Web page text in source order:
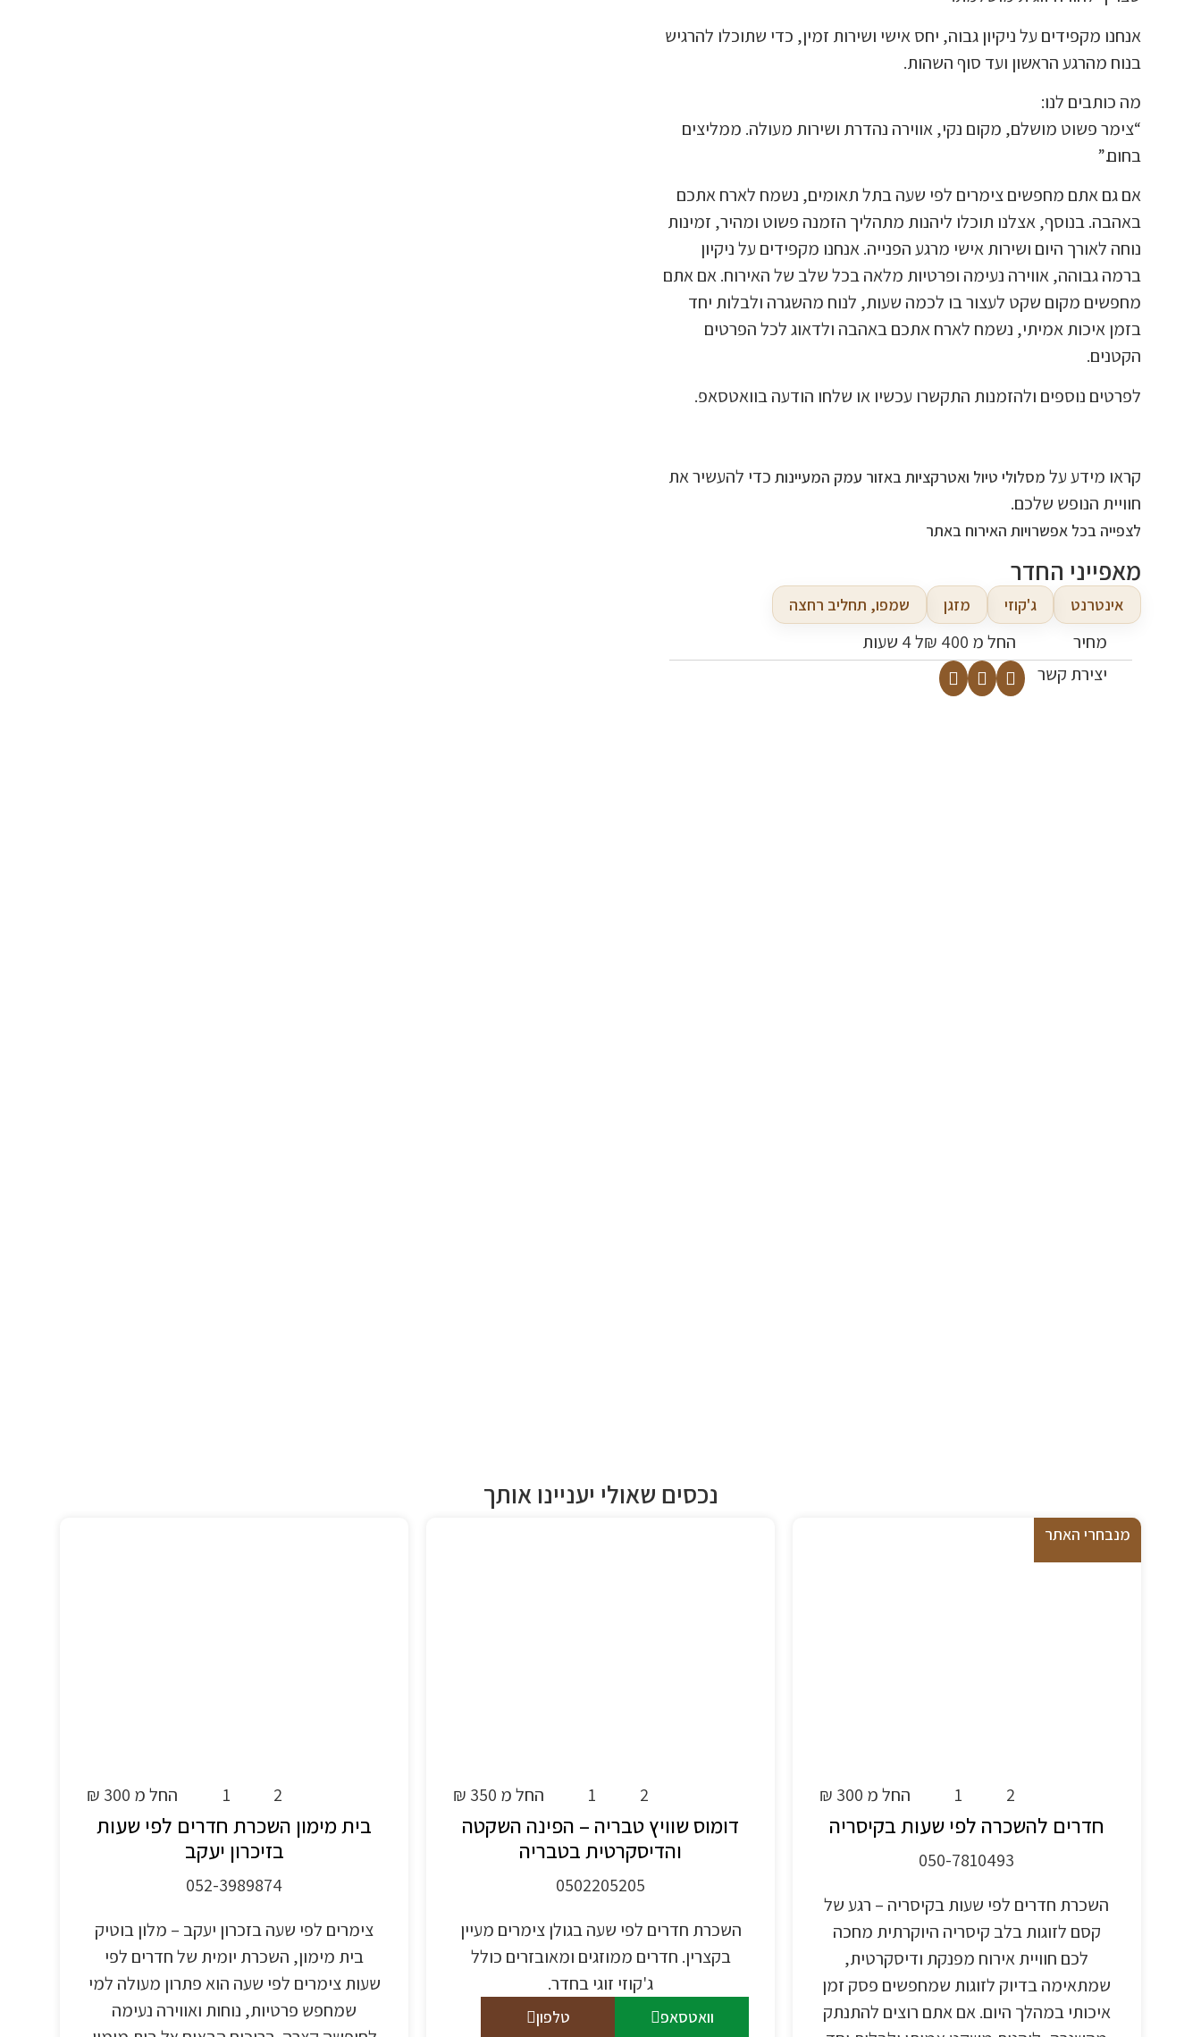
אנחנו מקפידים על ניקיון גבוה, יחס אישי ושירות זמין, כדי שתוכלו להרגיש
בנוח מהרגע הראשון ועד סוף השהות.
מה כותבים לנו:
“צימר פשוט מושלם, מקום נקי, אווירה נהדרת ושירות מעולה. ממליצים
בחום.”
אם גם אתם מחפשים צימרים לפי שעה בתל תאומים, נשמח לארח אתכם
באהבה. בנוסף, אצלנו תוכלו ליהנות מתהליך הזמנה פשוט ומהיר, זמינות
נוחה לאורך היום ושירות אישי מרגע הפנייה. אנחנו מקפידים על ניקיון
ברמה גבוהה, אווירה נעימה ופרטיות מלאה בכל שלב של האירוח. אם אתם
מחפשים מקום שקט לעצור בו לכמה שעות, לנוח מהשגרה ולבלות יחד
בזמן איכות אמיתי, נשמח לארח אתכם באהבה ולדאוג לכל הפרטים
הקטנים.
לפרטים נוספים ולהזמנות התקשרו עכשיו או שלחו הודעה בוואטסאפ.
קראו מידע על מסלולי טיול ואטרקציות באזור עמק המעיינות כדי להעשיר את
חוויית הנופש שלכם.
לצפייה בכל אפשרויות האירוח באתר
מאפייני החדר
אינטרנט ג'קוזי מזגן שמפו, תחליב רחצה
מחיר החל מ 400 ₪
ל 4 שעות
יצירת קשר
נכסים שאולי יעניינו אותך
מנבחרי האתר
החל מ 300 ₪ 1 2
חדרים להשכרה לפי שעות בקיסריה
050-7810493
השכרת חדרים לפי שעות בקיסריה – רגע של
קסם לזוגות בלב קיסריה היוקרתית מחכה
לכם חוויית אירוח מפנקת ודיסקרטית,
שמתאימה בדיוק לזוגות שמחפשים פסק זמן
איכותי במהלך היום. אם אתם רוצים להתנתק
החל מ 350 ₪ 1 2
דומוס שוויץ טבריה – הפינה השקטה
והדיסקרטית בטבריה
0502205205
השכרת חדרים לפי שעה בגולן צימרים מעיין
בקצרין. חדרים ממוזגים ומאובזרים כולל
ג'קוזי זוגי בחדר.
וואטסאפ טלפון
החל מ 300 ₪ 1 2
בית מימון השכרת חדרים לפי שעות
בזיכרון יעקב
052-3989874
צימרים לפי שעה בזכרון יעקב – מלון בוטיק
בית מימון, השכרת יומית של חדרים לפי
שעות צימרים לפי שעה הוא פתרון מעולה למי
שמחפש פרטיות, נוחות ואווירה נעימה